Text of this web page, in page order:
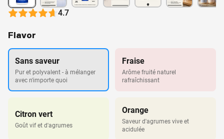
4.7
Flavor
Sans saveur
Pur et polyvalent - à mélanger
avec n'importe quoi
Fraise
Arôme fruité naturel
rafraîchissant
Citron vert
Goût vif et d'agrumes
Orange
Saveur d'agrumes vive et
acidulée